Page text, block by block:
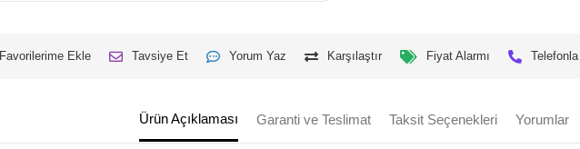
Favorilerime Ekle Tavsiye Et Yorum Yaz Karşılaştır Fiyat Alarmı
Ürün Açıklaması Garanti ve Teslimat Taksit Seçenekleri Yorumlar